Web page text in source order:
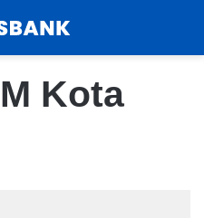
Kota